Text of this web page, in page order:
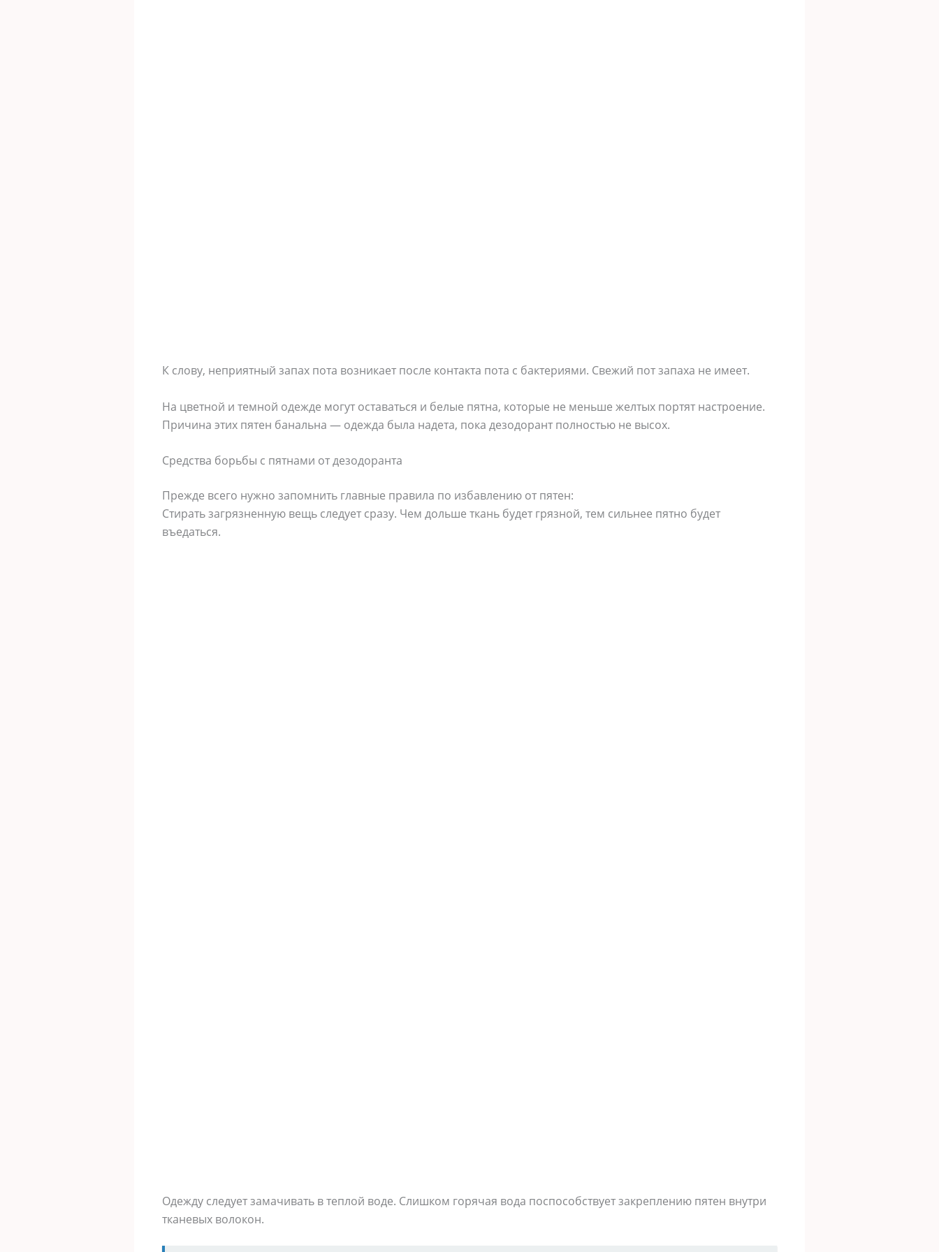
К слову, неприятный запах пота возникает после контакта пота с бактериями. Свежий пот запаха не имеет.
На цветной и темной одежде могут оставаться и белые пятна, которые не меньше желтых портят настроение.
Причина этих пятен банальна — одежда была надета, пока дезодорант полностью не высох.
Средства борьбы с пятнами от дезодоранта
Прежде всего нужно запомнить главные правила по избавлению от пятен:
Стирать загрязненную вещь следует сразу. Чем дольше ткань будет грязной, тем сильнее пятно будет
въедаться.
Одежду следует замачивать в теплой воде. Слишком горячая вода поспособствует закреплению пятен внутри
тканевых волокон.